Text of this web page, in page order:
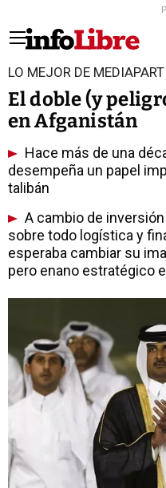
LO MEJOR DE MEDIAPART
El doble (y
en Afganistán
Hace más de una
desempeña un papel
talibán
A cambio de
sobre todo logística y
esperaba cambiar su
pero enano estratégico